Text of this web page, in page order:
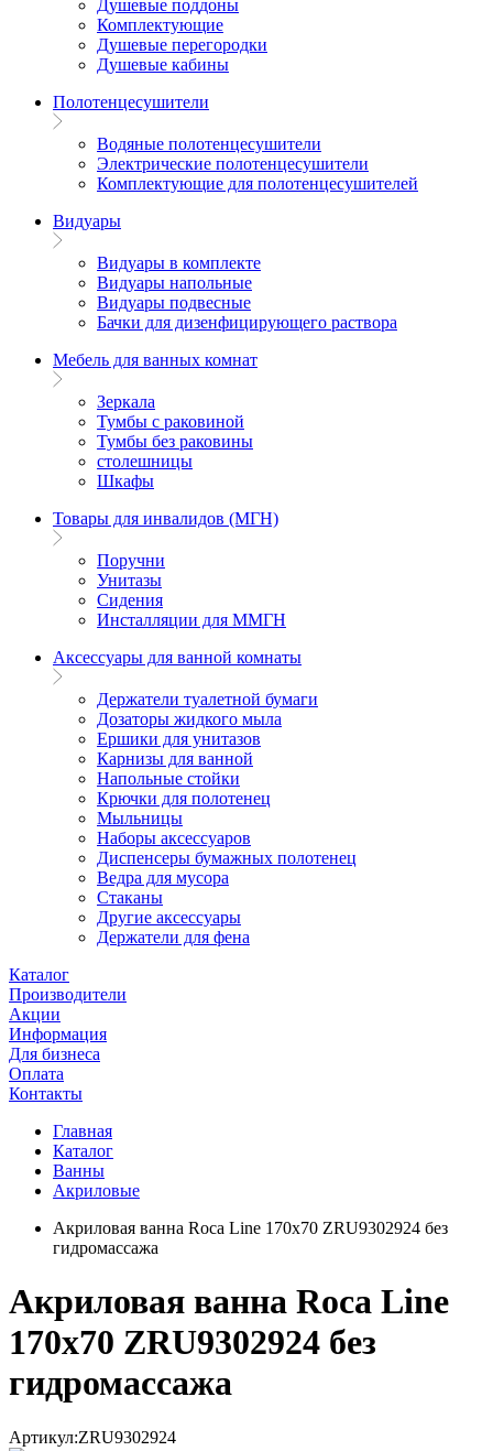
Душевые поддоны
Комплектующие
Душевые перегородки
Душевые кабины
Полотенцесушители
Водяные полотенцесушители
Электрические полотенцесушители
Комплектующие для полотенцесушителей
Видуары
Видуары в комплекте
Видуары напольные
Видуары подвесные
Бачки для дизенфицирующего раствора
Мебель для ванных комнат
Зеркала
Тумбы с раковиной
Тумбы без раковины
столешницы
Шкафы
Товары для инвалидов (МГН)
Поручни
Унитазы
Сидения
Инсталляции для ММГН
Аксессуары для ванной комнаты
Держатели туалетной бумаги
Дозаторы жидкого мыла
Ершики для унитазов
Карнизы для ванной
Напольные стойки
Крючки для полотенец
Мыльницы
Наборы аксессуаров
Диспенсеры бумажных полотенец
Ведра для мусора
Стаканы
Другие аксессуары
Держатели для фена
Каталог
Производители
Акции
Информация
Для бизнеса
Оплата
Контакты
Главная
Каталог
Ванны
Акриловые
Акриловая ванна Roca Line 170x70 ZRU9302924 без
гидромассажа
Акриловая ванна Roca Line
170x70 ZRU9302924 без
гидромассажа
Артикул:ZRU9302924